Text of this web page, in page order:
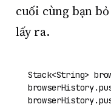
cuối cùng bạn
lấy ra.
Stack<String>